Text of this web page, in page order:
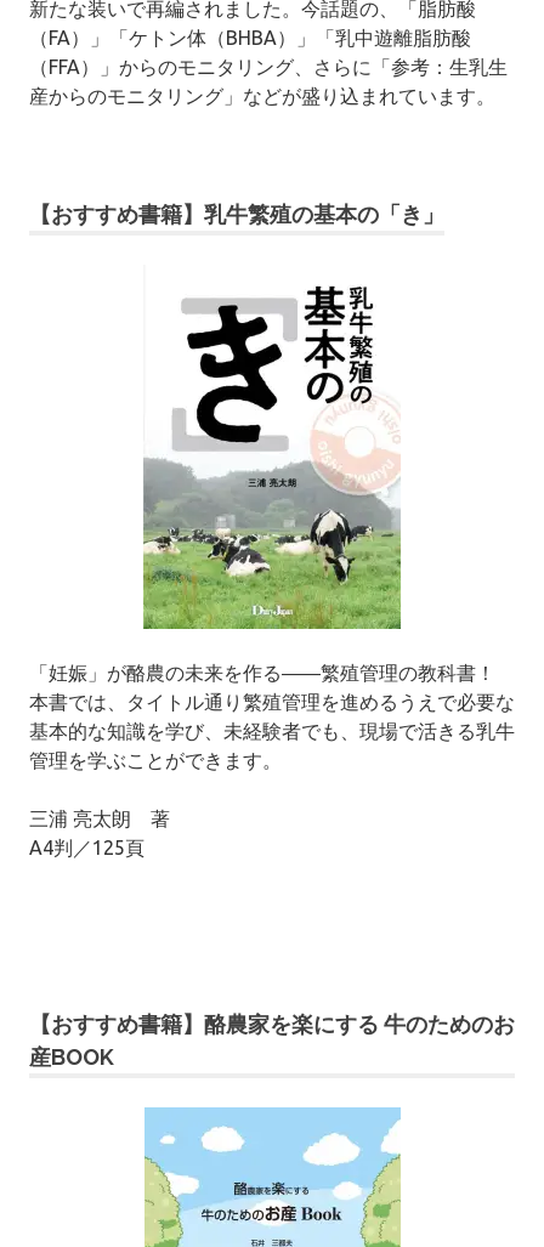
新たな装いで再編されました。今話題の、「脂肪酸
（FA）」「ケトン体（BHBA）」「乳中遊離脂肪酸
（FFA）」からのモニタリング、さらに「参考：生乳生
産からのモニタリング」などが盛り込まれています。
【おすすめ書籍】乳牛繁殖の基本の「き」
「妊娠」が酪農の未来を作る――繁殖管理の教科書！
本書では、タイトル通り繁殖管理を進めるうえで必要な
基本的な知識を学び、未経験者でも、現場で活きる乳牛
管理を学ぶことができます。
三浦 亮太朗 著
A4判／125頁
【おすすめ書籍】酪農家を楽にする 牛のためのお
産BOOK